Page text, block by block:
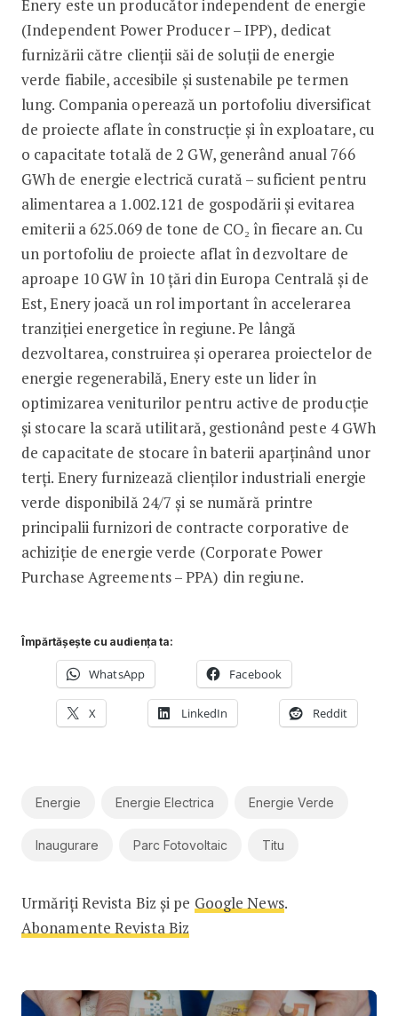
Enery este un producător independent de energie
(Independent Power Producer – IPP), dedicat
furnizării către clienții săi de soluții de energie
verde fiabile, accesibile și sustenabile pe termen
lung. Compania operează un portofoliu diversificat
de proiecte aflate în construcție și în exploatare, cu
o capacitate totală de 2 GW, generând anual 766
GWh de energie electrică curată – suficient pentru
alimentarea a 1.002.121 de gospodării și evitarea
emiterii a 625.069 de tone de CO₂ în fiecare an. Cu
un portofoliu de proiecte aflat în dezvoltare de
aproape 10 GW în 10 țări din Europa Centrală și de
Est, Enery joacă un rol important în accelerarea
tranziției energetice în regiune. Pe lângă
dezvoltarea, construirea și operarea proiectelor de
energie regenerabilă, Enery este un lider în
optimizarea veniturilor pentru active de producție
și stocare la scară utilitară, gestionând peste 4 GWh
de capacitate de stocare în baterii aparținând unor
terți. Enery furnizează clienților industriali energie
verde disponibilă 24/7 și se numără printre
principalii furnizori de contracte corporative de
achiziție de energie verde (Corporate Power
Purchase Agreements – PPA) din regiune.
Împărtășește cu audiența ta:
WhatsApp Facebook
X LinkedIn Reddit
Energie Energie Electrica Energie Verde
Inaugurare Parc Fotovoltaic Titu
Urmăriți Revista Biz și pe Google News.
Abonamente Revista Biz